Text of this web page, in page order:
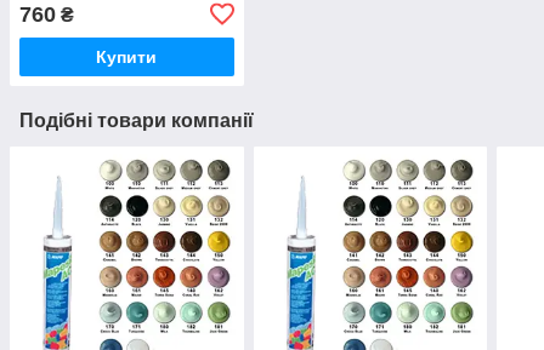
760 ₴
Купити
Подібні товари компанії